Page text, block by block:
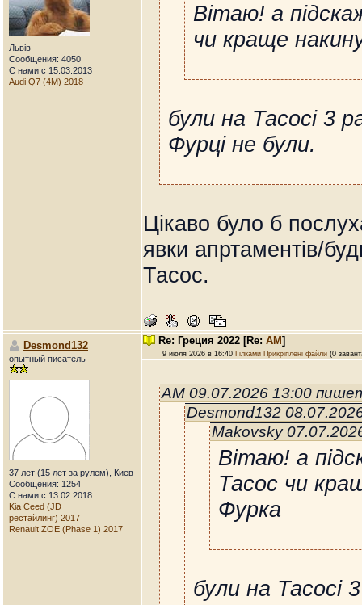
Львів
Сообщения: 4050
С нами с 15.03.2013
Audi Q7 (4M) 2018
Вітаю! а
чи краще
були на Тасосі 3
Фурці не були.
Цікаво було б
явки апртаментів/
Тасос.
Desmond132
опытный писатель
37 лет (15 лет за рулем), Киев
Сообщения: 1254
С нами с 13.02.2018
Kia Ceed (JD
рестайлинг) 2017
Renault ZOE (Phase 1) 2017
Re: Греция 2022 [Re: AM]
9 июля 2026 в 16:40 Гілками Прикріплені файли (0
AM 09.07.2026 13:00
Desmond132
Makovsky
Вітаю! а
Тасос чи
Фурка
були на Тасосі